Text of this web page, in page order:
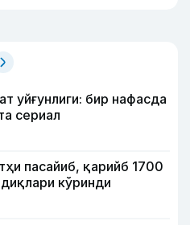
уйғунлиги: бир нафасда
сериал
пасайиб, қарийб 1700
кўринди